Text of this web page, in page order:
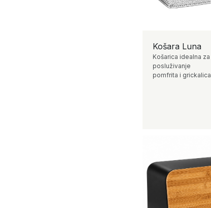
Košara Luna
Košarica idealna za
posluživanje
pomfrita i grickalica